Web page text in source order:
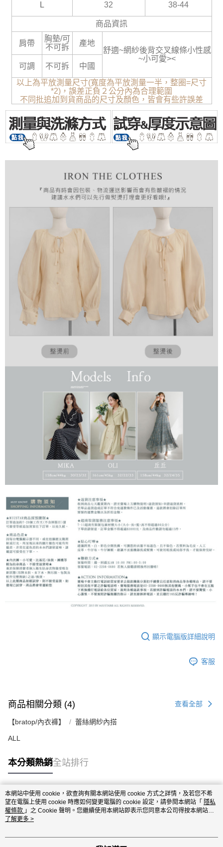
L 32 38-44
商品資訊
肩帶
胸墊/可
不可拆
產地
舒適~網紗後背交叉線條小性感
~小可愛><
可調
不可拆
中國
以上為平放測量尺寸(寬度為平放測量一半，整圈=尺寸
*2)，誤差正負２公分內為合理範圍
不同批追加到貨商品的尺寸及顏色，皆會有些許誤差
顯示電腦版詳細說明
客服
商品相關分類 (4) 查看全部
【bratop/內衣褲】 蕾絲網紗內搭
ALL
本分類熱銷全站排行
熱門標籤
本網站中使用 cookie，欲查詢有關本網站使用 cookie 方式之詳情，及若您不希
望在電腦上使用 cookie 時應如何變更電腦的 cookie 設定，請參閱本網站「 隱私
權條款 」之 Cookie 聲明。您繼續使用本網站即表示您同意本公司得按本網站使
用條款之 Cookie 聲明使用 cookie。
了解更多 >